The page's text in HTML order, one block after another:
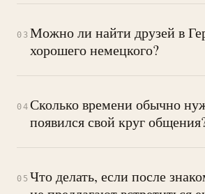
03 Можно ли найти друзей в
хорошего немецкого?
04 Сколько времени обычно
появился свой круг
05 Что делать, если после